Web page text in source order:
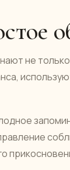
не